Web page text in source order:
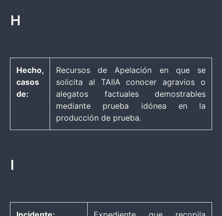
H
Hecho,
casos
de:
Recursos de Apelación en que se
solicita al TAIIA conocer agravios o
alegatos factuales demostrables
mediante prueba idónea en la
producción de prueba.